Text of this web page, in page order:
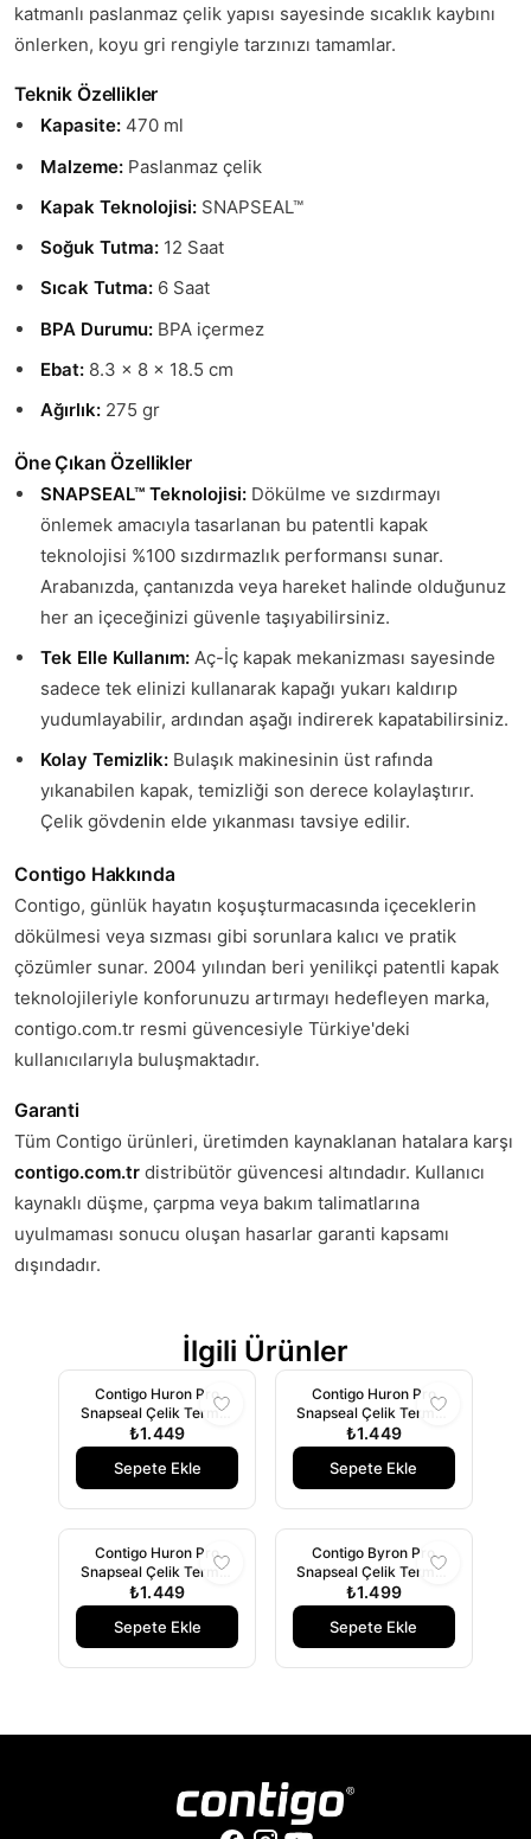
katmanlı paslanmaz çelik yapısı sayesinde sıcaklık kaybını
önlerken, koyu gri rengiyle tarzınızı tamamlar.
Teknik Özellikler
Kapasite:470 ml
Malzeme:Paslanmaz çelik
Kapak Teknolojisi:SNAPSEAL™
Soğuk Tutma:12 Saat
Sıcak Tutma:6 Saat
BPA Durumu:BPA içermez
Ebat:8.3 x 8 x 18.5 cm
Ağırlık:275 gr
Öne Çıkan Özellikler
SNAPSEAL™ Teknolojisi:Dökülme ve sızdırmayı
önlemek amacıyla tasarlanan bu patentli kapak
teknolojisi %100 sızdırmazlık performansı sunar.
Arabanızda, çantanızda veya hareket halinde olduğunuz
her an içeceğinizi güvenle taşıyabilirsiniz.
Tek Elle Kullanım:Aç-İç kapak mekanizması sayesinde
sadece tek elinizi kullanarak kapağı yukarı kaldırıp
yudumlayabilir, ardından aşağı indirerek kapatabilirsiniz.
Kolay Temizlik:Bulaşık makinesinin üst rafında
yıkanabilen kapak, temizliği son derece kolaylaştırır.
Çelik gövdenin elde yıkanması tavsiye edilir.
Contigo Hakkında
Contigo, günlük hayatın koşuşturmacasında içeceklerin
dökülmesi veya sızması gibi sorunlara kalıcı ve pratik
çözümler sunar. 2004 yılından beri yenilikçi patentli kapak
teknolojileriyle konforunuzu artırmayı hedefleyen marka,
contigo.com.tr resmi güvencesiyle Türkiye'deki
kullanıcılarıyla buluşmaktadır.
Garanti
Tüm Contigo ürünleri, üretimden kaynaklanan hatalara karşı
contigo.com.tr distribütör güvencesi altındadır. Kullanıcı
kaynaklı düşme, çarpma veya bakım talimatlarına
uyulmaması sonucu oluşan hasarlar garanti kapsamı
dışındadır.
İlgili Ürünler
Contigo Huron Pro
Snapseal Çelik Termos
470 ml Yeşil
₺1.449
Sepete Ekle
Contigo Huron Pro
Snapseal Çelik Termos
Bardak 470 ml Pembe
₺1.449
Sepete Ekle
Contigo Huron Pro
Snapseal Çelik Termos
Bardak 470 ml
BuzMavisi
₺1.449
Sepete Ekle
Contigo Byron Pro
Snapseal Çelik Termos
Bardak 470ml Bordo
₺1.499
Sepete Ekle